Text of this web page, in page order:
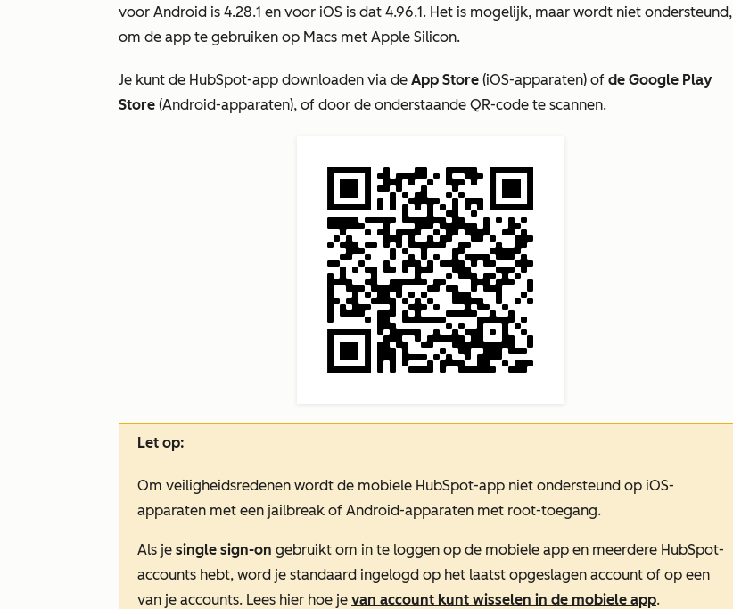
voor Android is 4.28.1 en voor iOS is dat 4.96.1. Het is mogelijk, maar wordt niet ondersteund,
om de app te gebruiken op Macs met Apple Silicon.
Je kunt de HubSpot-app downloaden via de App Store (iOS-apparaten) of de Google Play
Store (Android-apparaten), of door de onderstaande QR-code te scannen.
Let op:
Om veiligheidsredenen wordt de mobiele HubSpot-app niet ondersteund op iOS-
apparaten met een jailbreak of Android-apparaten met root-toegang.
Als je single sign-on gebruikt om in te loggen op de mobiele app en meerdere HubSpot-
accounts hebt, word je standaard ingelogd op het laatst opgeslagen account of op een
van je accounts. Lees hier hoe je van account kunt wisselen in de mobiele app.